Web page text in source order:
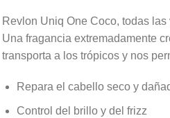
Revlon Uniq One ​​Coco, todas
Una fragancia extremadamente
transporta a los trópicos y nos
Repara el cabello seco y
Control del brillo y del frizz